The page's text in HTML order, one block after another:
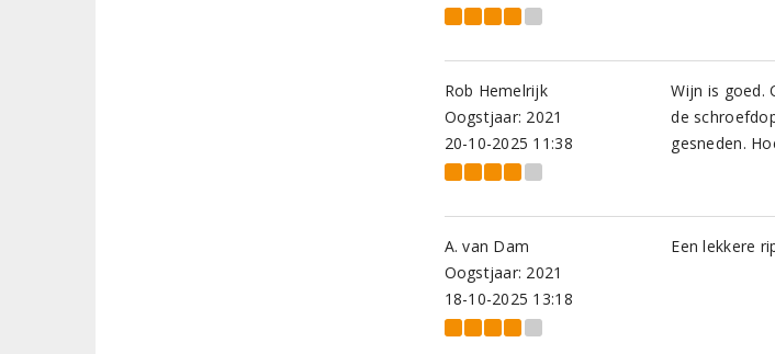
Rob Hemelrijk
Oogstjaar: 2021
20-10-2025 11:38
Wijn is goed.
de
gesneden.
A. van Dam
Oogstjaar: 2021
18-10-2025 13:18
Een lekkere